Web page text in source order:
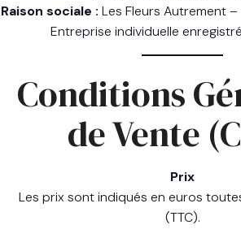
Raison sociale : Les Fleurs Autrement
Entreprise individuelle
Conditions
de Vente
Prix
Les prix sont indiqués en euros
(TTC).